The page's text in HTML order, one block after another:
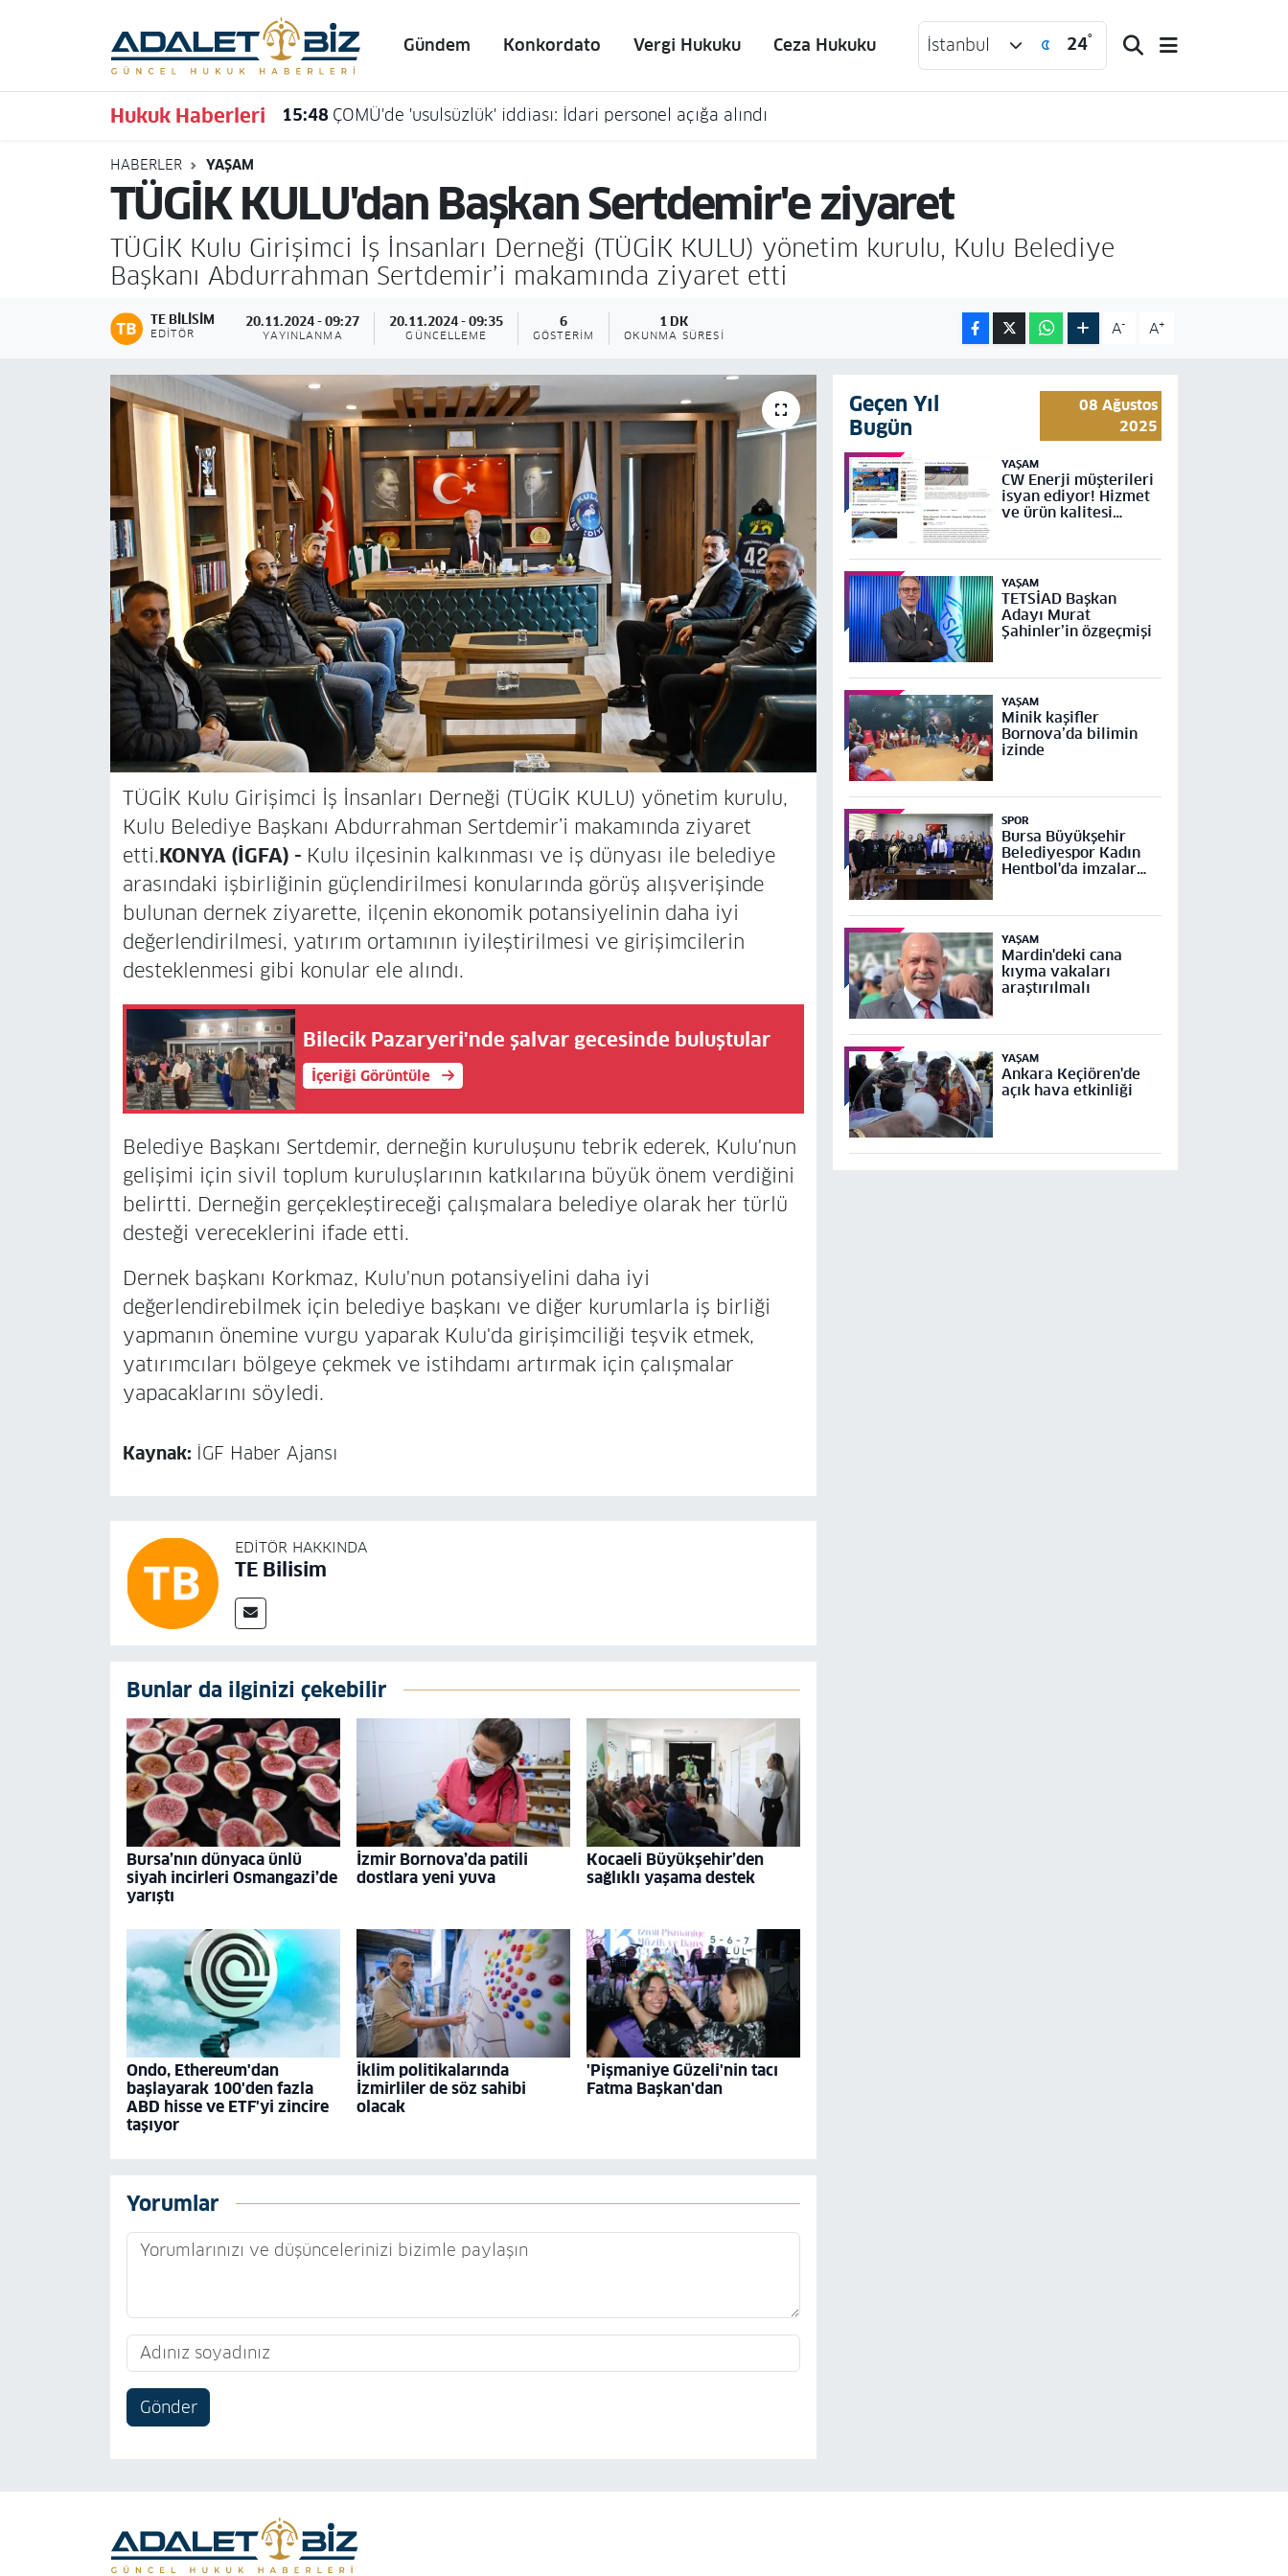
Gündem Konkordato Vergi Hukuku Ceza Hukuku İstanbul 24°
Hukuk Haberleri 15:48 ÇOMÜ'de 'usulsüzlük' iddiası: İdari personel açığa alındı
HABERLER YAŞAM
TÜGİK KULU'dan Başkan Sertdemir'e ziyaret
TÜGİK Kulu Girişimci İş İnsanları Derneği (TÜGİK KULU) yönetim kurulu, Kulu Belediye
Başkanı Abdurrahman Sertdemir’i makamında ziyaret etti
TE BILISIM
EDITÖR
20.11.2024 - 09:27
YAYINLANMA
20.11.2024 - 09:35
GÜNCELLEME
6
GÖSTERIM
1 DK
OKUNMA SÜRESI A- A+
TÜGİK Kulu Girişimci İş İnsanları Derneği (TÜGİK KULU) yönetim kurulu,
Kulu Belediye Başkanı Abdurrahman Sertdemir’i makamında ziyaret
etti.KONYA (İGFA) - Kulu ilçesinin kalkınması ve iş dünyası ile belediye
arasındaki işbirliğinin güçlendirilmesi konularında görüş alışverişinde
bulunan dernek ziyarette, ilçenin ekonomik potansiyelinin daha iyi
değerlendirilmesi, yatırım ortamının iyileştirilmesi ve girişimcilerin
desteklenmesi gibi konular ele alındı.
Bilecik Pazaryeri'nde şalvar gecesinde buluştular
İçeriği Görüntüle
Belediye Başkanı Sertdemir, derneğin kuruluşunu tebrik ederek, Kulu'nun
gelişimi için sivil toplum kuruluşlarının katkılarına büyük önem verdiğini
belirtti. Derneğin gerçekleştireceği çalışmalara belediye olarak her türlü
desteği vereceklerini ifade etti.
Dernek başkanı Korkmaz, Kulu'nun potansiyelini daha iyi
değerlendirebilmek için belediye başkanı ve diğer kurumlarla iş birliği
yapmanın önemine vurgu yaparak Kulu'da girişimciliği teşvik etmek,
yatırımcıları bölgeye çekmek ve istihdamı artırmak için çalışmalar
yapacaklarını söyledi.
Kaynak: İGF Haber Ajansı
EDITÖR HAKKINDA
TE Bilisim
Bunlar da ilginizi çekebilir
Bursa’nın dünyaca ünlü
siyah incirleri Osmangazi’de
yarıştı
İzmir Bornova’da patili
dostlara yeni yuva
Kocaeli Büyükşehir’den
sağlıklı yaşama destek
Ondo, Ethereum'dan
başlayarak 100'den fazla
ABD hisse ve ETF'yi zincire
taşıyor
İklim politikalarında
İzmirliler de söz sahibi
olacak
'Pişmaniye Güzeli'nin tacı
Fatma Başkan'dan
Yorumlar
Gönder
Geçen Yıl
Bugün
08 Ağustos
2025
YAŞAM
CW Enerji müşterileri
isyan ediyor! Hizmet
ve ürün kalitesi
YAŞAM
TETSİAD Başkan
Adayı Murat
Şahinler’in özgeçmişi
YAŞAM
Minik kaşifler
Bornova’da bilimin
izinde
SPOR
Bursa Büyükşehir
Belediyespor Kadın
Hentbol'da imzalar
YAŞAM
Mardin'deki cana
kıyma vakaları
araştırılmalı
YAŞAM
Ankara Keçiören'de
açık hava etkinliği
Hava Durumu
Trafik Durumu
Süper Lig Puan Durumu ve Fikstür
Tüm Manşetler
Son Dakika Haberleri
Haber Arşivi